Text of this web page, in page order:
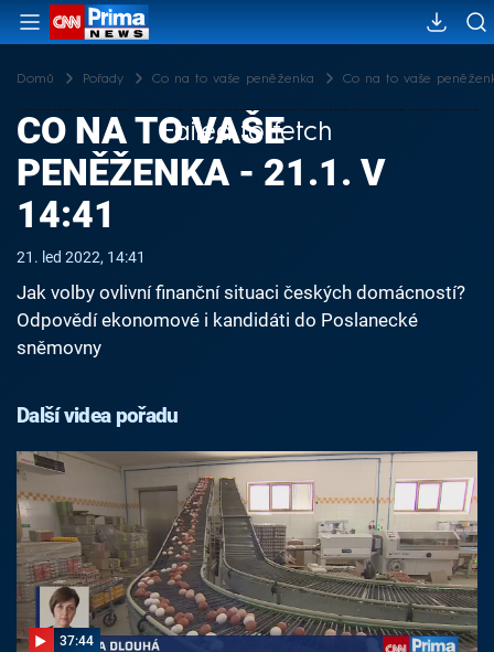
Domů Pořady Co na to vaše peněženka Co na to vaše
Failed to fetch
CO NA TO VAŠE
PENĚŽENKA - 21.1. V
14:41
21. led 2022, 14:41
Jak volby ovlivní finanční situaci českých domácností?
Odpovědí ekonomové i kandidáti do Poslanecké
sněmovny
Další videa pořadu
37:44